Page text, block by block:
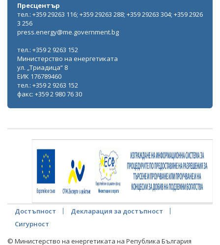
Пресцентър
тел.: +359 29263 116; +359 29263 288; +359 29263 304; +359 2926
3 256
press.energy@me.government.bg
тел.: +359 2 9263 152
Министерство на енергетиката
ул. „Триадица“ 8
ЕИК 176789460
тел.: +359 2 9263 152
факс: +359 2 980 76 30
Достъпност
Декларация за достъпност
Сигурност
© Министерство на енергетиката на Република България